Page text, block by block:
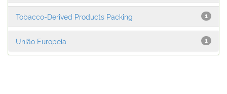
1
Tobacco-Derived Products Packing
1
União Europeia